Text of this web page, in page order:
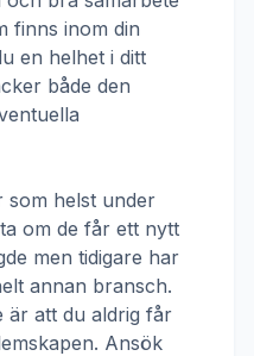
finns inom din
en helhet i ditt
både den
som helst under
om de får ett nytt
men tidigare har
annan bransch.
är att du aldrig får
Ansök